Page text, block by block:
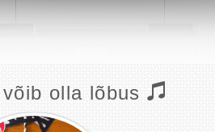
võib olla lõbus